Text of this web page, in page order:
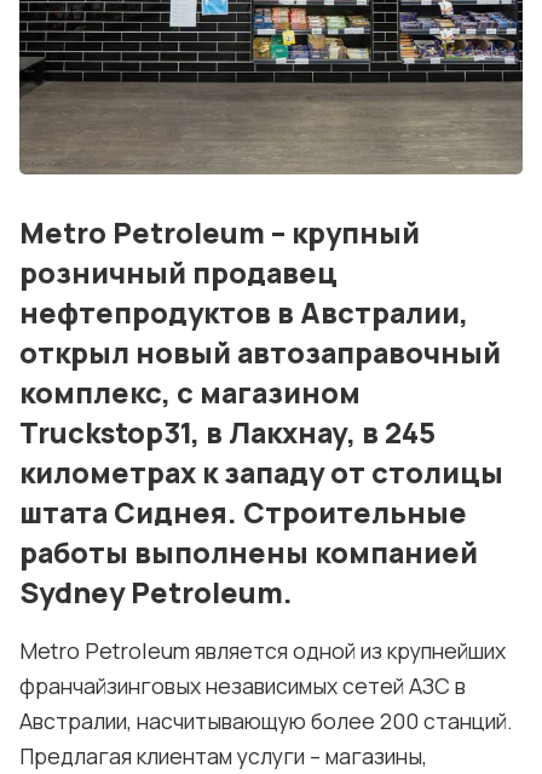
События
Контакты
Лучшие АЗС мира
Мнения
Видео
Подписка
Условия использования материалов
Metro Petroleum – крупный
розничный продавец
нефтепродуктов в Австралии,
открыл новый автозаправочный
комплекс, с магазином
Truckstop31, в Лакхнау, в 245
километрах к западу от столицы
штата Сиднея. Строительные
работы выполнены компанией
Sydney Petroleum.
Metro Petroleum является одной из крупнейших
франчайзинговых независимых сетей АЗС в
Австралии, насчитывающую более 200 станций.
Предлагая клиентам услуги – магазины,